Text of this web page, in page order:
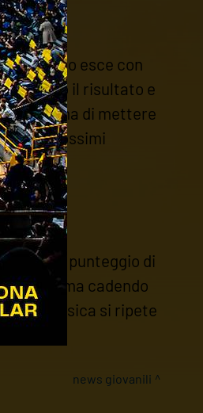
esce con
il risultato e
prima di mettere
dei prossimi
con il punteggio di
ma cadendo
La musica si ripete
news giovanili